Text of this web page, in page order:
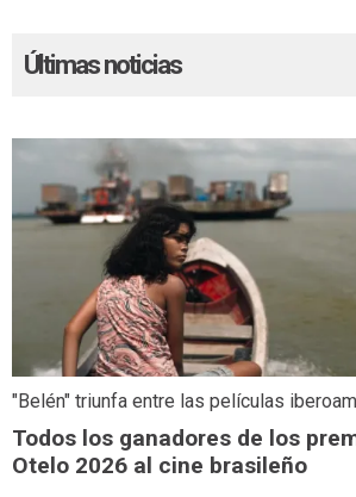
Últimas noticias
"Belén" triunfa entre las películas
Todos los ganadores de los
Otelo 2026 al cine brasileño